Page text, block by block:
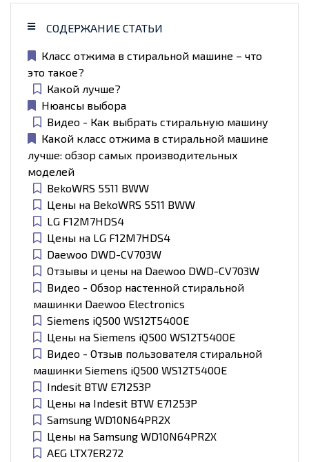
СОДЕРЖАНИЕ СТАТЬИ
Класс отжима в стиральной машине – что
это такое?
Какой лучше?
Нюансы выбора
Видео - Как выбрать стиральную машину
Какой класс отжима в стиральной машине
лучше: обзор самых производительных
моделей
BekoWRS 5511 BWW
Цены на BekoWRS 5511 BWW
LG F12M7HDS4
Цены на LG F12M7HDS4
Daewoo DWD-CV703W
Отзывы и цены на Daewoo DWD-CV703W
Видео - Обзор настенной стиральной
машинки Daewoo Electronics
Siemens iQ500 WS12T540OE
Цены на Siemens iQ500 WS12T540OE
Видео - Отзыв пользователя стиральной
машинки Siemens iQ500 WS12T540OE
Indesit BTW E71253P
Цены на Indesit BTW E71253P
Samsung WD10N64PR2X
Цены на Samsung WD10N64PR2X
AEG LTX7ER272